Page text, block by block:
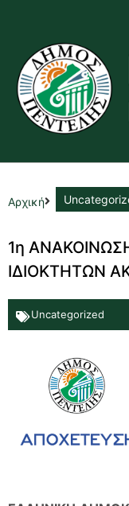
Αρχική
1η
ΙΔΙΟΚΤΗΤΩΝ
Uncategorized